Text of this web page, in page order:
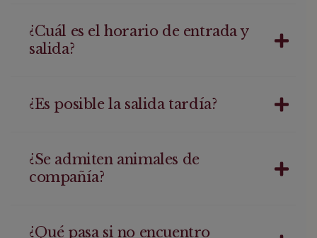
¿Cuál es el horario de entrada y
salida?
¿Es posible la salida tardía?
¿Se admiten animales de
compañía?
¿Qué pasa si no encuentro